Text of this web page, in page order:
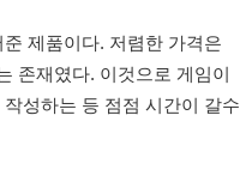
제품이다. 저렴한 가격은
존재였다. 이것으로 게임이
성하는 등 점점 시간이 갈수